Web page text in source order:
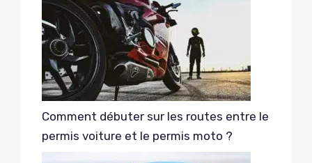
Comment débuter sur les routes entre le
permis voiture et le permis moto ?